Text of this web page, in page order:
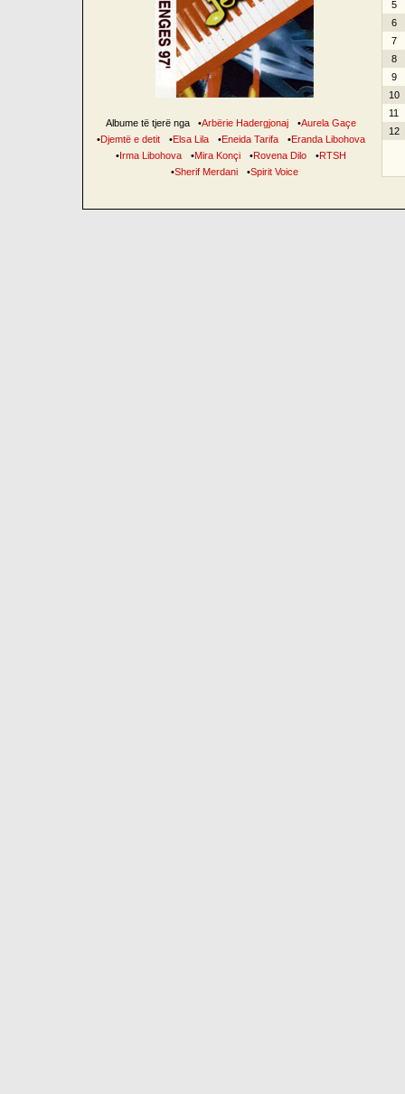
Albume të tjerë nga •Arbërie Hadergjonaj •Aurela Gaçe
•Djemtë e detit •Elsa Lila •Eneida Tarifa •Eranda Libohova
•Irma Libohova •Mira Konçi •Rovena Dilo •RTSH
•Sherif Merdani •Spirit Voice
5
6
7
8
9
10
11
12